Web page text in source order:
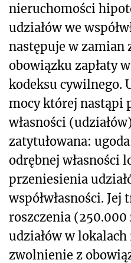
nieruchomości
udziałów we
następuje w zamian
obowiązku zapłaty
kodeksu cywilnego.
mocy której nastąpi
własności
zatytułowana:
odrębnej własności
przeniesienia
współwłasności.
roszczenia
udziałów w lokalach
zwolnienie z